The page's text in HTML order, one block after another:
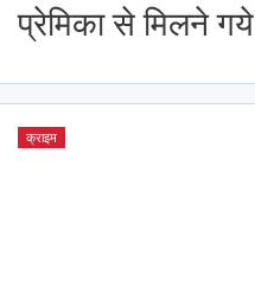
प्रेमिका से मिलने गये
क्राइम